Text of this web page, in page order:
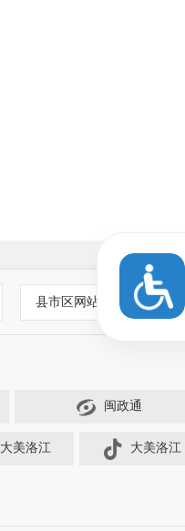
县市区网站
闽政通
大美洛江 大美洛江